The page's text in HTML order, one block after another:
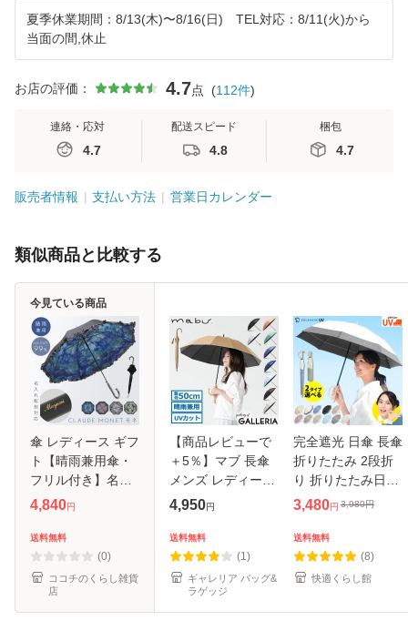
夏季休業期間：8/13(木)〜8/16(日) TEL対応：8/11(火)から
当面の間,休止
お店の評価： 4.7点 (112件)
連絡・応対
4.7
配送スピード
4.8
梱包
4.7
販売者情報 支払い方法 営業日カレンダー
類似商品と比較する
傘 レディース ギフ
ト【晴雨兼用傘・
フリル付き】名入
れ対応 傘 UVカッ
名前入り 紫外線対
策 日焼け対策 誕生
日ギフト
4,840円
送料無料
(0)
ココチのくらし雑貨
店
今見ている商品
【商品レビューで
＋5％】マブ 長傘
メンズ レディース
晴雨兼用 日傘
おしゃれ バンブー
小さめ 親骨50cm
UVカット 10
4,950円
送料無料
(1)
ギャレリア バッグ&
ラゲッジ
完全遮光 日傘 長傘
折りたたみ 2段折
り 折りたたみ日傘
天然木の持ち手グ
100% UPF50 傘 軽
量 8本骨 折り畳み
傘 耐風 丈夫
3,480円 3,980円
送料無料
(8)
快適くらし館